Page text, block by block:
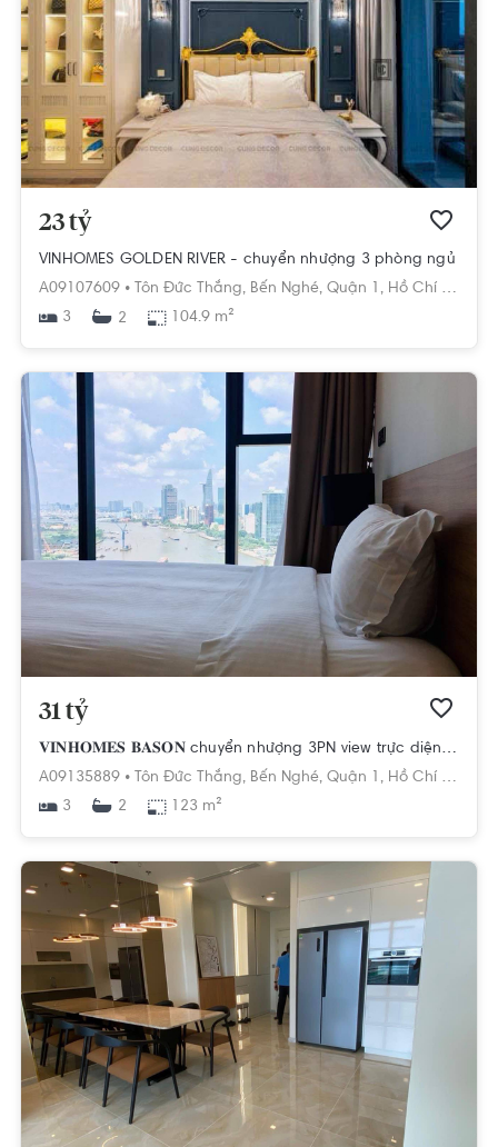
23 tỷ
VINHOMES GOLDEN RIVER - chuyển nhượng 3 phòng ngủ
A09107609 • Tôn Đức Thắng, Bến Nghé, Quận 1, Hồ Chí Minh
3
2 104.9 m²
31 tỷ
𝐕𝐈𝐍𝐇𝐎𝐌𝐄𝐒 𝐁𝐀𝐒𝐎𝐍 chuyển nhượng 3PN view trực diện CBD Icons, LM81, sông SG, Thủ Thiêm...
A09135889 •
Tôn Đức Thắng, Bến Nghé, Quận 1, Hồ Chí Minh
3
2 123 m²